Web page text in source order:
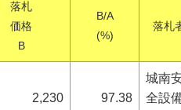
落札
価格
B
B/A
(%)
落札
2,230 97.38
城南
全設